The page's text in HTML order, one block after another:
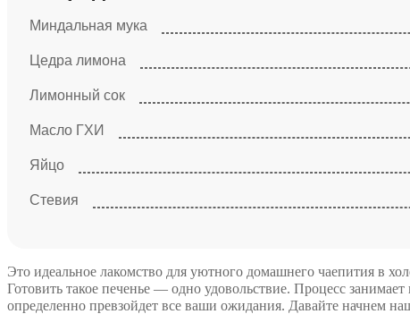
Миндальная мука
Цедра лимона
Лимонный сок
Масло ГХИ
Яйцо
Стевия
Это идеальное лакомство для уютного домашнего чаепития в
Готовить такое печенье — одно удовольствие. Процесс занимает
определенно превзойдет все ваши ожидания. Давайте начнем